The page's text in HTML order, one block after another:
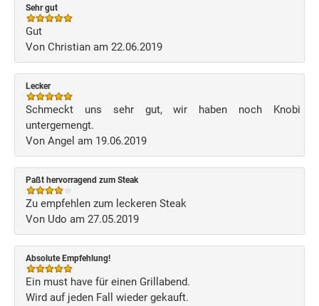
Sehr gut
Gut
Von Christian am 22.06.2019
Lecker
Schmeckt uns sehr gut, wir haben noch Knobi
untergemengt.
Von Angel am 19.06.2019
Paßt hervorragend zum Steak
Zu empfehlen zum leckeren Steak
Von Udo am 27.05.2019
Absolute Empfehlung!
Ein must have für einen Grillabend.
Wird auf jeden Fall wieder gekauft.